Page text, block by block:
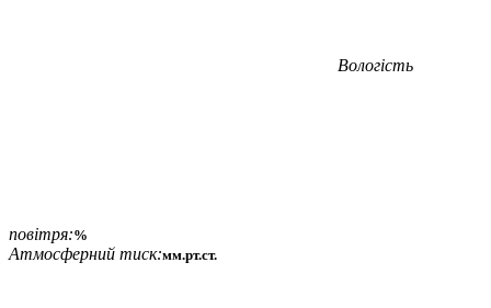
Вологість
повітря:%
Атмосферний тиск:мм.рт.ст.